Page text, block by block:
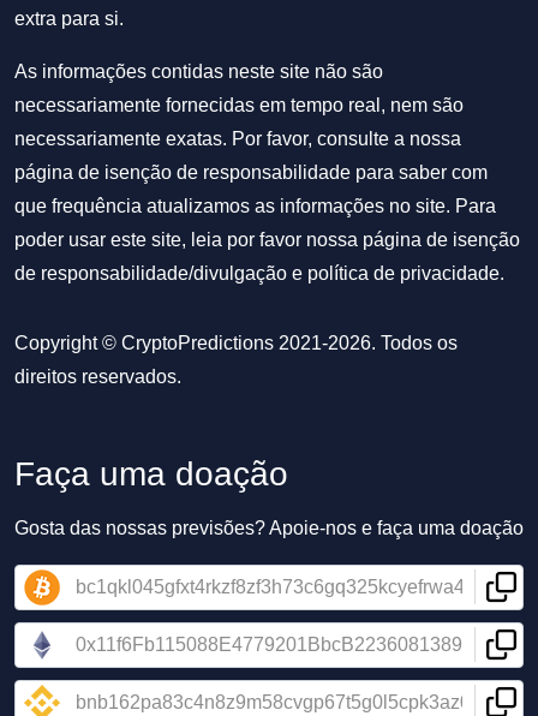
extra para si.
As informações contidas neste site não são
necessariamente fornecidas em tempo real, nem são
necessariamente exatas. Por favor, consulte a nossa
página de isenção de responsabilidade para saber com
que frequência atualizamos as informações no site. Para
poder usar este site, leia por favor nossa página de isenção
de responsabilidade/divulgação e política de privacidade.
Copyright © CryptoPredictions 2021-2026. Todos os
direitos reservados.
Faça uma doação
Gosta das nossas previsões? Apoie-nos e faça uma doação